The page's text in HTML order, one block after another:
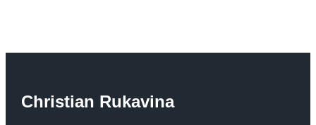
Christian Rukavina